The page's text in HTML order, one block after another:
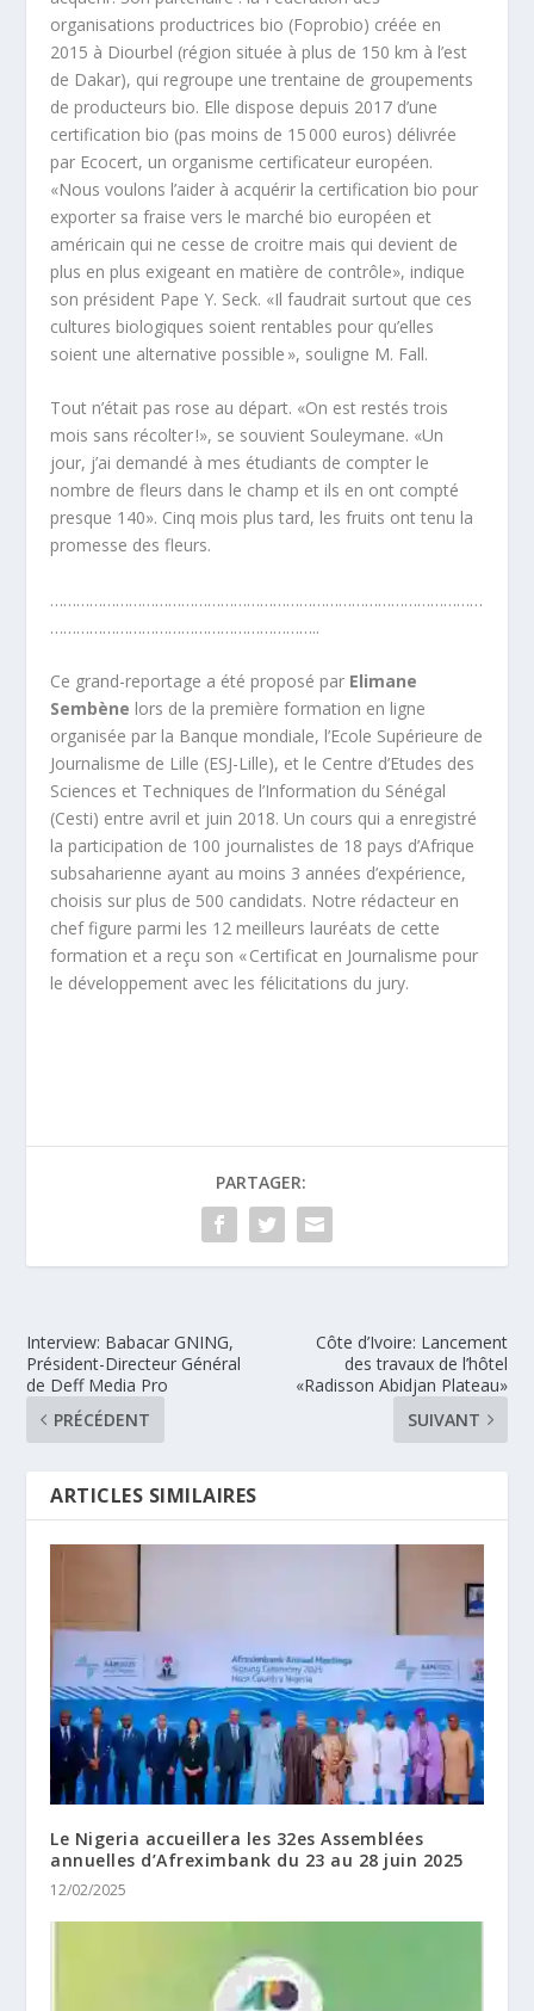
organisations productrices bio (Foprobio) créée en
2015 à Diourbel (région située à plus de 150 km à l’est
de Dakar), qui regroupe une trentaine de groupements
de producteurs bio. Elle dispose depuis 2017 d’une
certification bio (pas moins de 15 000 euros) délivrée
par Ecocert, un organisme certificateur européen.
«Nous voulons l’aider à acquérir la certification bio pour
exporter sa fraise vers le marché bio européen et
américain qui ne cesse de croitre mais qui devient de
plus en plus exigeant en matière de contrôle», indique
son président Pape Y. Seck. «Il faudrait surtout que ces
cultures biologiques soient rentables pour qu’elles
soient une alternative possible », souligne M. Fall.
Tout n’était pas rose au départ. «On est restés trois
mois sans récolter !», se souvient Souleymane. «Un
jour, j’ai demandé à mes étudiants de compter le
nombre de fleurs dans le champ et ils en ont compté
presque 140». Cinq mois plus tard, les fruits ont tenu la
promesse des fleurs.
………………………………………………………………………………………
……………………………………………………..
Ce grand-reportage a été proposé par Elimane
Sembène lors de la première formation en ligne
organisée par la Banque mondiale, l’Ecole Supérieure de
Journalisme de Lille (ESJ-Lille), et le Centre d’Etudes des
Sciences et Techniques de l’Information du Sénégal
(Cesti) entre avril et juin 2018. Un cours qui a enregistré
la participation de 100 journalistes de 18 pays d’Afrique
subsaharienne ayant au moins 3 années d’expérience,
choisis sur plus de 500 candidats. Notre rédacteur en
chef figure parmi les 12 meilleurs lauréats de cette
formation et a reçu son « Certificat en Journalisme pour
le développement avec les félicitations du jury.
PARTAGER:
Interview: Babacar GNING,
Président-Directeur Général
de Deff Media Pro
PRÉCÉDENT
Côte d’Ivoire: Lancement
des travaux de l’hôtel
«Radisson Abidjan Plateau»
SUIVANT
ARTICLES SIMILAIRES
Le Nigeria accueillera les 32es Assemblées
annuelles d’Afreximbank du 23 au 28 juin 2025
12/02/2025